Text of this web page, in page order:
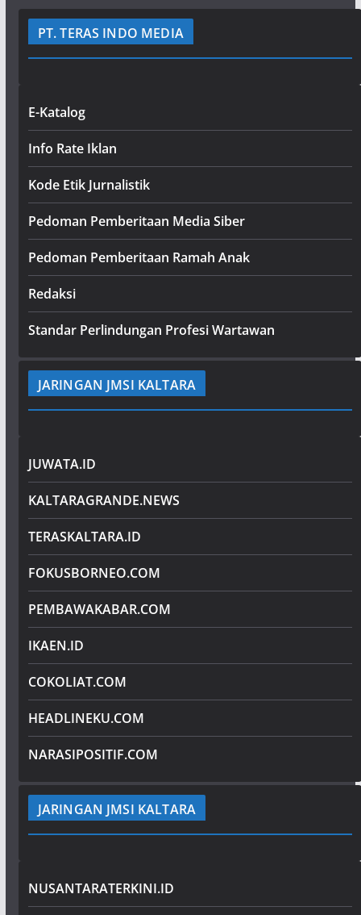
PT. TERAS INDO MEDIA
E-Katalog
Info Rate Iklan
Kode Etik Jurnalistik
Pedoman Pemberitaan Media Siber
Pedoman Pemberitaan Ramah Anak
Redaksi
Standar Perlindungan Profesi Wartawan
JARINGAN JMSI KALTARA
JUWATA.ID
KALTARAGRANDE.NEWS
TERASKALTARA.ID
FOKUSBORNEO.COM
PEMBAWAKABAR.COM
IKAEN.ID
COKOLIAT.COM
HEADLINEKU.COM
NARASIPOSITIF.COM
JARINGAN JMSI KALTARA
NUSANTARATERKINI.ID